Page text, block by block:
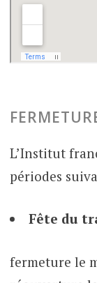
L’Institut
périodes
Fête du
fermeture le